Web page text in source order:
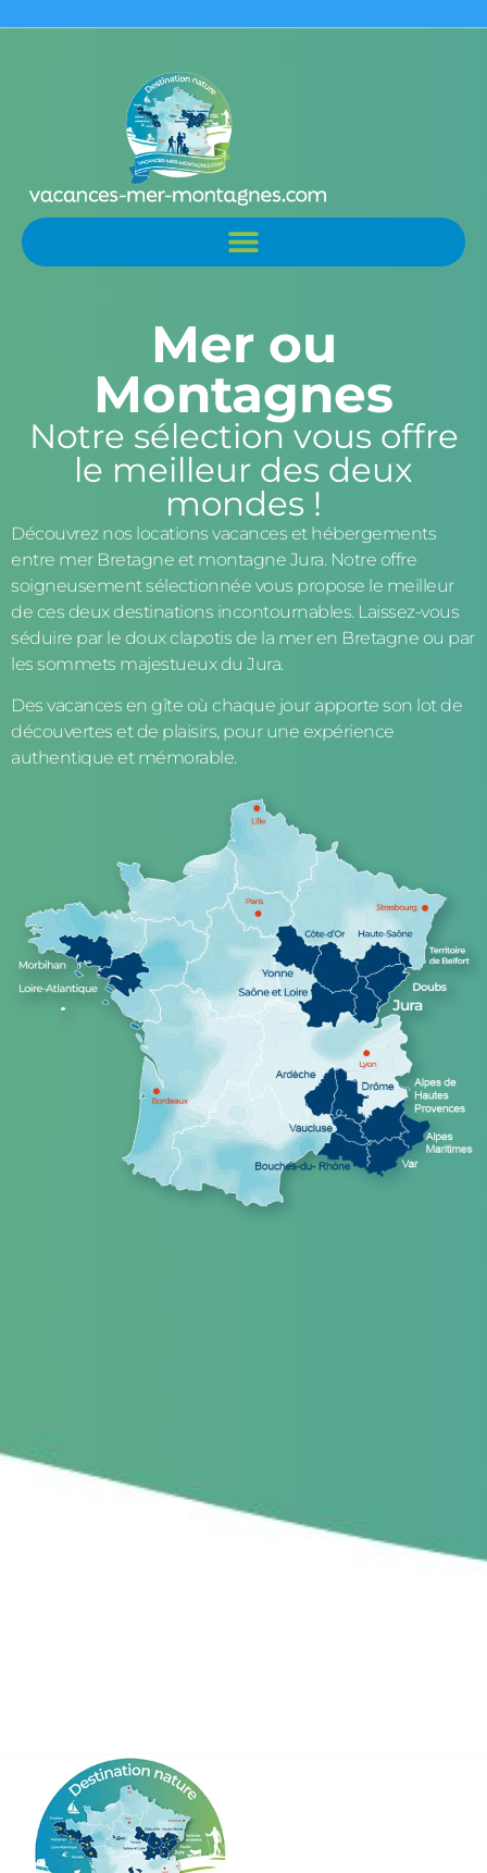
Mer ou
Montagnes
Notre sélection vous offre
le meilleur des deux
mondes !
Découvrez nos locations vacances et hébergements
entre mer Bretagne et montagne Jura. Notre offre
soigneusement sélectionnée vous propose le meilleur
de ces deux destinations incontournables. Laissez-vous
séduire par le doux clapotis de la mer en Bretagne ou par
les sommets majestueux du Jura.
Des vacances en gîte où chaque jour apporte son lot de
découvertes et de plaisirs, pour une expérience
authentique et mémorable.